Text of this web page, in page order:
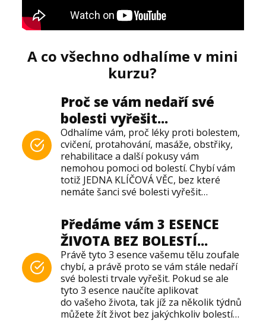
A co všechno odhalíme v mini
kurzu?
Proč se vám nedaří své
bolesti vyřešit...
Odhalíme vám, proč léky proti bolestem,
cvičení, protahování, masáže, obstřiky,
rehabilitace a další pokusy vám
nemohou pomoci od bolestí. Chybí vám
totiž JEDNA KLÍČOVÁ VĚC, bez které
nemáte šanci své bolesti vyřešit…
Předáme vám 3 ESENCE
ŽIVOTA BEZ BOLESTÍ...
Právě tyto 3 esence vašemu tělu zoufale
chybí, a právě proto se vám stále nedaří
své bolesti trvale vyřešit. Pokud se ale
tyto 3 esence naučíte aplikovat
do vašeho života, tak jíž za několik týdnů
můžete žít život bez jakýchkoliv bolestí…